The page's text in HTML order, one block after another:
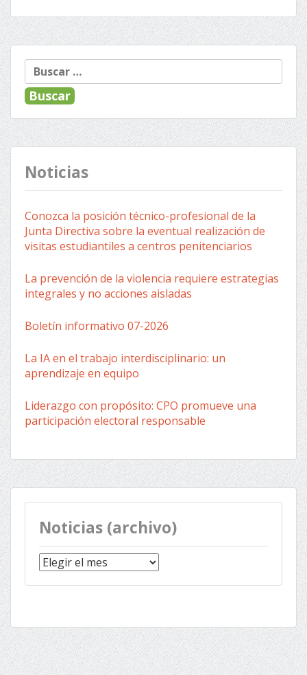
Buscar:
Noticias
Conozca la posición técnico-profesional de la
Junta Directiva sobre la eventual realización de
visitas estudiantiles a centros penitenciarios
La prevención de la violencia requiere estrategias
integrales y no acciones aisladas
Boletín informativo 07-2026
La IA en el trabajo interdisciplinario: un
aprendizaje en equipo
Liderazgo con propósito: CPO promueve una
participación electoral responsable
Noticias (archivo)
Noticias
(archivo)